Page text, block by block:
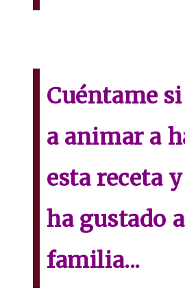
Cuéntame
a animar a
esta receta
ha gustado
familia...